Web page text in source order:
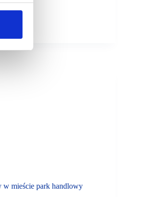
w mieście park handlowy